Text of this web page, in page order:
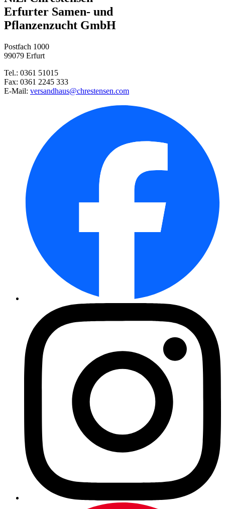
Radies Riesenbutter
Steckzwiebel Stuttgarter Riese ...
Rote Rüben Rote Kugel 2
Petersilie Moskrul 2 (Mooskrau ...
Zucchini Zuboda
Möhre Nantaise 2
Buschbohnen Wachs Beste von Al ...
Erfurter Samen- und
Pflanzenzucht GmbH
Postfach 1000
99079 Erfurt
Tel.: 0361 51015
Fax: 0361 2245 333
E-Mail: versandhaus@chrestensen.com